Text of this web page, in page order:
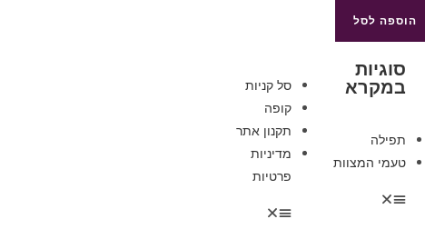
הוספה לסל
סוגיות
במקרא
תפילה
טעמי המצוות
סל קניות
קופה
תקנון אתר
מדיניות
פרטיות